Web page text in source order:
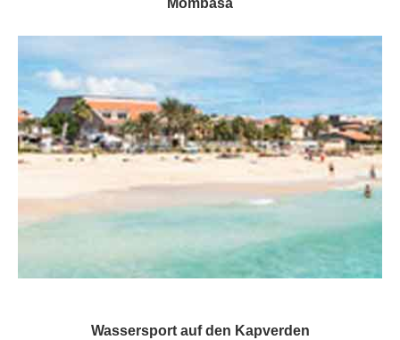
Mombasa
Wassersport auf den Kapverden